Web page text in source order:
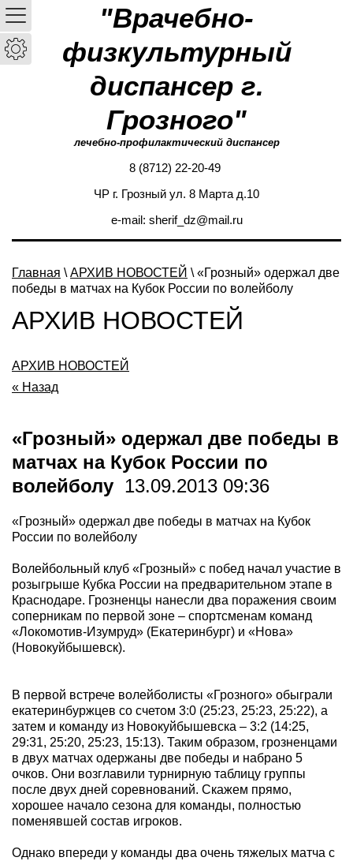
"Врачебно-
физкультурный
диспансер г.
Грозного"
лечебно-профилактический диспансер
8 (8712) 22-20-49
ЧР г. Грозный ул. 8 Марта д.10
e-mail: sherif_dz@mail.ru
Главная \ АРХИВ НОВОСТЕЙ \ «Грозный» одержал две
победы в матчах на Кубок России по волейболу
АРХИВ НОВОСТЕЙ
АРХИВ НОВОСТЕЙ
« Назад
«Грозный» одержал две победы в
матчах на Кубок России по
волейболу 13.09.2013 09:36
«Грозный» одержал две победы в матчах на Кубок
России по волейболу
Волейбольный клуб «Грозный» с побед начал участие в
розыгрыше Кубка России на предварительном этапе в
Краснодаре. Грозненцы нанесли два поражения своим
соперникам по первой зоне – спортсменам команд
«Локомотив-Изумруд» (Екатеринбург) и «Нова»
(Новокуйбышевск).
В первой встрече волейболисты «Грозного» обыграли
екатеринбуржцев со счетом 3:0 (25:23, 25:23, 25:22), а
затем и команду из Новокуйбышевска – 3:2 (14:25,
29:31, 25:20, 25:23, 15:13). Таким образом, грозненцами
в двух матчах одержаны две победы и набрано 5
очков. Они возглавили турнирную таблицу группы
после двух дней соревнований. Скажем прямо,
хорошее начало сезона для команды, полностью
поменявшей состав игроков.
Однако впереди у команды два очень тяжелых матча с